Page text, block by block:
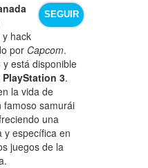
SEGUIR
hack
por Capcom.
está disponible
PlayStation 3.
la vida de
famoso samurái
una
y específica en
juegos de la